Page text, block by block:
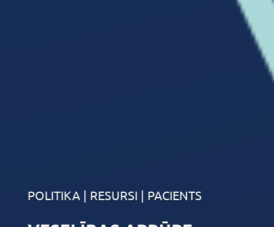
POLITIKA | RESURSI | PACIENTS